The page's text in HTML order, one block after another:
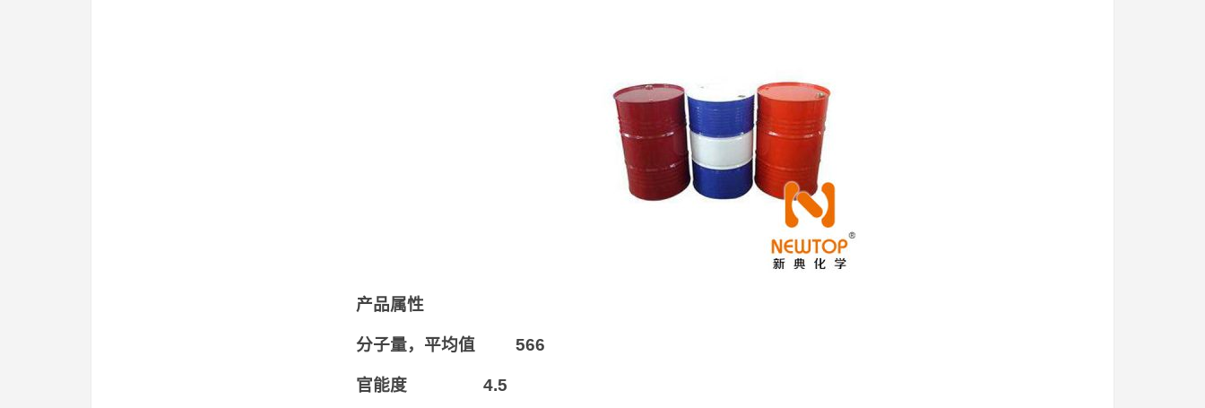
产品属性
分子量，平均值 566
官能度 4.5